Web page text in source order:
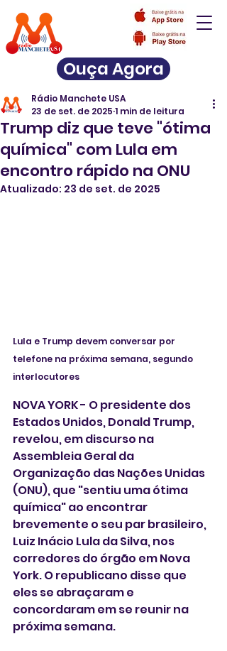
Ouça Agora
Trump diz que teve "ótima
química" com Lula em
encontro rápido na ONU
Rádio Manchete USA
23 de set. de 2025 1 min de leitura
Atualizado: 23 de set. de 2025
Lula e Trump devem conversar por
telefone na próxima semana, segundo
interlocutores
NOVA YORK - O presidente dos
Estados Unidos, Donald Trump,
revelou, em discurso na
Assembleia Geral da
Organização das Nações Unidas
(ONU), que "sentiu uma ótima
química" ao encontrar
brevemente o seu par brasileiro,
Luiz Inácio Lula da Silva, nos
corredores do órgão em Nova
York. O republicano disse que
eles se abraçaram e
concordaram em se reunir na
próxima semana.